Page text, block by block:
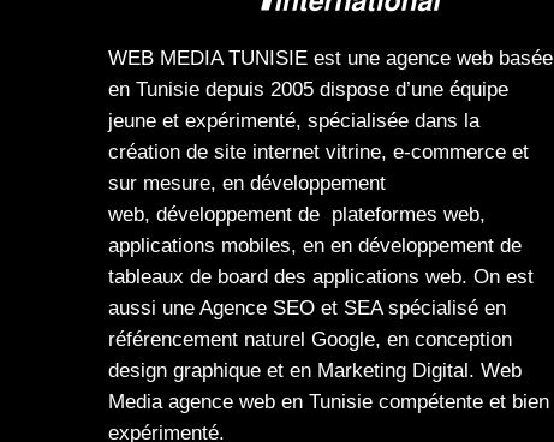
WEB MEDIA TUNISIE est une agence web basée
en Tunisie depuis 2005 dispose d’une équipe
jeune et expérimenté, spécialisée dans la
création de site internet vitrine, e-commerce et
sur mesure, en développement
web, développement de plateformes web,
applications mobiles, en en développement de
tableaux de board des applications web. On est
aussi une Agence SEO et SEAspécialisé en
référencement naturel Google, en conception
design graphique et en Marketing Digital. Web
Mediaagence web en Tunisie compétente et bien
expérimenté.